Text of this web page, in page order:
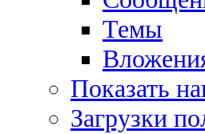
Темы
Показать
Загрузки